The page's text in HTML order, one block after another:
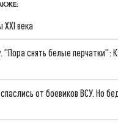
века
"Пора снять белые перчатки":
от боевиков ВСУ. Но